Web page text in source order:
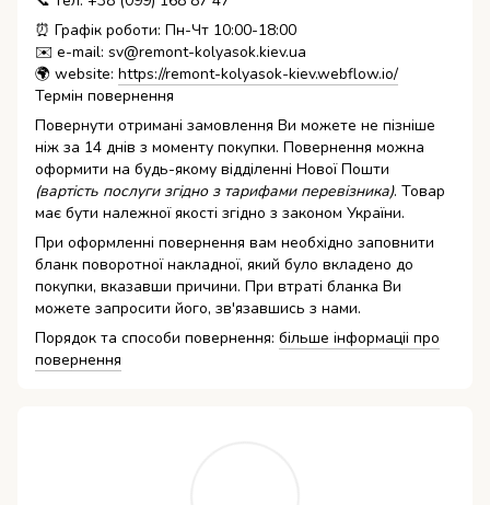
⏰ Графік роботи: Пн-Чт 10:00-18:00
✉️ e-mail: sv@remont-kolyasok.kiev.ua
🌍 website: https://remont-kolyasok-kiev.webflow.io/
Термін повернення
Повернути отримані замовлення Ви можете не пізніше
ніж за 14 днів з моменту покупки. Повернення можна
оформити на будь-якому відділенні Нової Пошти
(вартість послуги згідно з тарифами перевізника). Товар
має бути належної якості згідно з законом України.
При оформленні повернення вам необхідно заповнити
бланк поворотної накладної, який було вкладено до
покупки, вказавши причини. При втраті бланка Ви
можете запросити його, зв'язавшись з нами.
Порядок та способи повернення: більше інформаціі про
повернення